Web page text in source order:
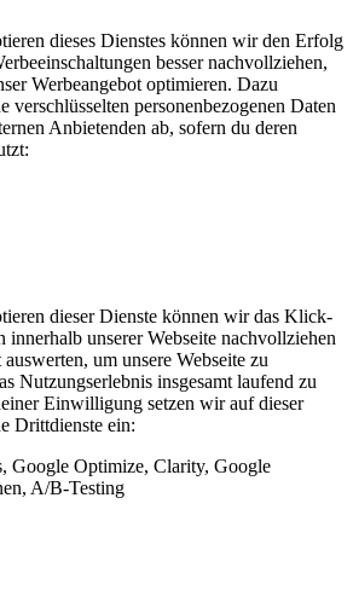
dieses Dienstes können wir den Erfolg
besser nachvollziehen,
Werbeangebot optimieren. Dazu
verschlüsselten personenbezogenen Daten
Anbietenden ab, sofern du deren
dieser Dienste können wir das Klick-
innerhalb unserer Webseite nachvollziehen
um unsere Webseite zu
Nutzungserlebnis insgesamt laufend zu
Einwilligung setzen wir auf dieser
Drittdienste ein:
Google Optimize, Clarity, Google
A/B-Testing